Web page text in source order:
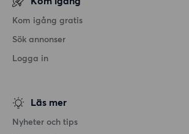
Kom igång gratis
Sök annonser
Logga in
Läs mer
Nyheter och tips